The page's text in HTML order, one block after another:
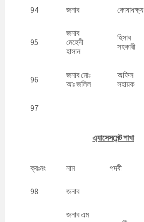
94 জনাব কোষাধক্ষ্য
95
জনাব
মেহেদী
হাসান
হিসাব
সহকারী
96
জনাব মোঃ
আঃ জলিল
অফিস
সহায়ক
97
এ্যাসেসমেন্ট শাখা
ক্রঃনং নাম পদবী
98 জনাব
জনাব এম